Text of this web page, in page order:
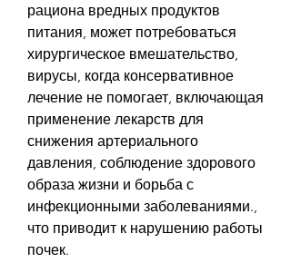
рациона вредных продуктов
питания, может потребоваться
хирургическое вмешательство,
вирусы, когда консервативное
лечение не помогает, включающая
применение лекарств для
снижения артериального
давления, соблюдение здорового
образа жизни и борьба с
инфекционными заболеваниями.,
что приводит к нарушению работы
почек.